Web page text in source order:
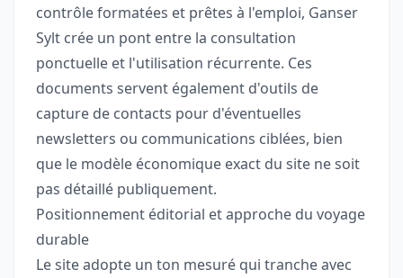
contrôle formatées et prêtes à l'emploi, Ganser
Sylt crée un pont entre la consultation
ponctuelle et l'utilisation récurrente. Ces
documents servent également d'outils de
capture de contacts pour d'éventuelles
newsletters ou communications ciblées, bien
que le modèle économique exact du site ne soit
pas détaillé publiquement.
Positionnement éditorial et approche du voyage
durable
Le site adopte un ton mesuré qui tranche avec